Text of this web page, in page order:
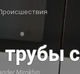
с
Mirokhin